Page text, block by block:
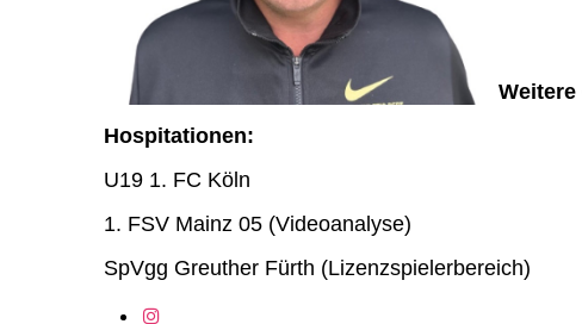
Hospitationen:
U19 1. FC Köln
1. FSV Mainz 05 (Videoanalyse)
SpVgg Greuther Fürth (Lizenzspielerbereich)